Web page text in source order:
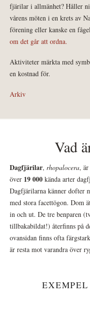
fjärilar i allmänhet? Håller
vårens möten i en krets av
förening eller kanske en
om det går att ordna.
Aktiviteter märkta med
en kostnad för.
Arkiv
Vad
Dagfjärilar, rhopalocera,
över 19 000 kända arter
Dagfjärilarna känner dofter
med stora facettögon. Dom
in och ut. De tre benparen
tillbakabildat!) återfinns på
ovansidan finns ofta
är resta mot varandra över